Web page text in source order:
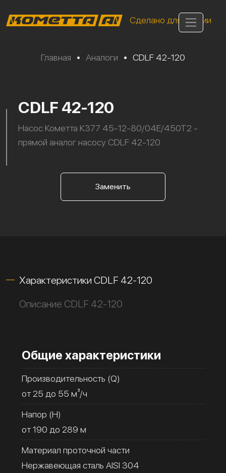
Сделано для России
Главная • Аналоги • CDLF 42-120
CDLF 42-120
Насос Кометта К377 45-12-80/04Е/450Т2 -
прямой аналог насосу CDLF 42-120
Заменить
Характеристики CDLF 42-120
Описание CDLF 42-120
Общие характеристики
Производительность (Q)
от 25 до 55 м³/ч
Напор (H)
от 190 до 289 м
Материал проточной части
Нержавеющая сталь AISI 304